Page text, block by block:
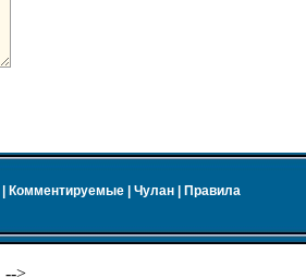
Комментируемые Чулан Правила
-->